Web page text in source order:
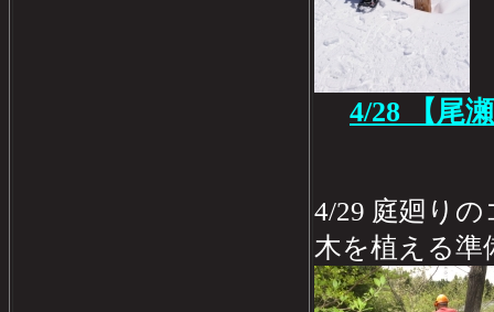
4/28 【尾
4/29 庭廻り
木を植える準